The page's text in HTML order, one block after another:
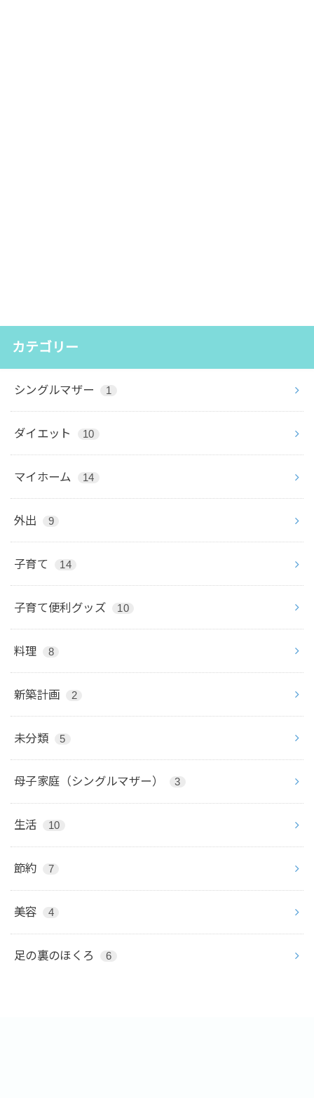
カテゴリー
シングルマザー 1
ダイエット 10
マイホーム 14
外出 9
子育て 14
子育て便利グッズ 10
料理 8
新築計画 2
未分類 5
母子家庭（シングルマザー） 3
生活 10
節約 7
美容 4
足の裏のほくろ 6